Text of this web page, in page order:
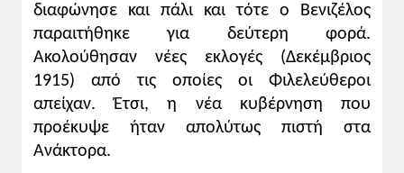
περιεχόμενο:
«Το ποτήριον των πικριών, των
εξευτελισμών και των ταπεινώσεων
υπερεπληρώθη. Μια πολιτική της οποίας
δεν θέλομε να εξετάσωμεν τα ελατήρια,
απειργάσθη ενός και ημίσεως έτους
τοιαύτας εθνικά συμφοράς, ώστε ο
συγκρίνων την Ελλάδα της σήμερον προς
διαφώνησε και πάλι και τότε ο Βενιζέλος
παραιτήθηκε για δεύτερη φορά.
Ακολούθησαν νέες εκλογές (Δεκέμβριος
1915) από τις οποίες οι Φιλελεύθεροι
απείχαν. Έτσι, η νέα κυβέρνηση που
προέκυψε ήταν απολύτως πιστή στα
Ανάκτορα.